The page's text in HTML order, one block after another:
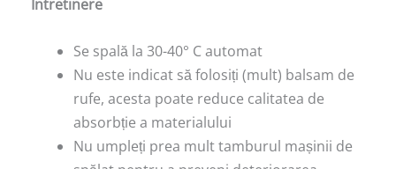
Intretinere
Se spală la 30-40° C automat
Nu este indicat să folosiți (mult) balsam de
rufe, acesta poate reduce calitatea de
absorbție a materialului
Nu umpleți prea mult tamburul mașinii de